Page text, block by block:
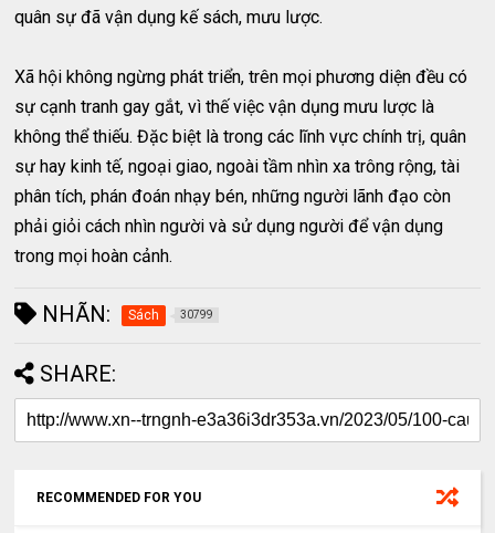
quân sự đã vận dụng kế sách, mưu lược.
Xã hội không ngừng phát triển, trên mọi phương diện đều có
sự cạnh tranh gay gắt, vì thế việc vận dụng mưu lược là
không thể thiếu. Đặc biệt là trong các lĩnh vực chính trị, quân
sự hay kinh tế, ngoại giao, ngoài tầm nhìn xa trông rộng, tài
phân tích, phán đoán nhạy bén, những người lãnh đạo còn
phải giỏi cách nhìn người và sử dụng người để vận dụng
trong mọi hoàn cảnh.
NHÃN: Sách 30799
SHARE:
RECOMMENDED FOR YOU